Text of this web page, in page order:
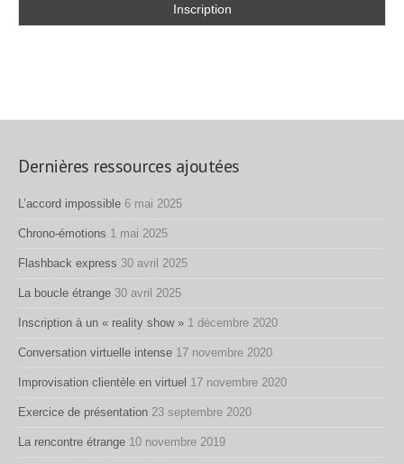
Dernières ressources ajoutées
L’accord impossible 6 mai 2025
Chrono-émotions 1 mai 2025
Flashback express 30 avril 2025
La boucle étrange 30 avril 2025
Inscription à un « reality show » 1 décembre 2020
Conversation virtuelle intense 17 novembre 2020
Improvisation clientèle en virtuel 17 novembre 2020
Exercice de présentation 23 septembre 2020
La rencontre étrange 10 novembre 2019